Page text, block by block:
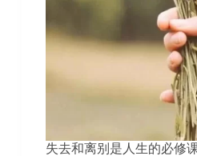
失去和离别是人生的必修